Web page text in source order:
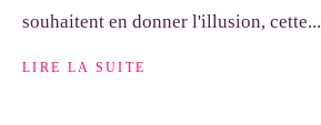
souhaitent en donner l'illusion, cette...
LIRE LA SUITE